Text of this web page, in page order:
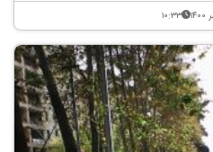
۱۰:۳۳